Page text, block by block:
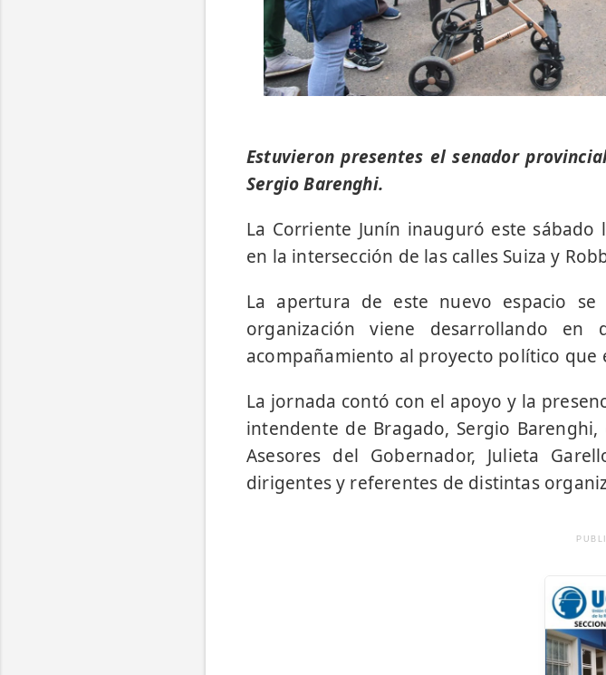
Estuvieron presentes el senador
Sergio Barenghi.
La Corriente Junín inauguró este sábado
en la intersección de las calles Suiza y
La apertura de este nuevo espacio
organización viene desarrollando
acompañamiento al proyecto político que
La jornada contó con el apoyo y la
intendente de Bragado, Sergio
Asesores del Gobernador, Julieta
dirigentes y referentes de distintas